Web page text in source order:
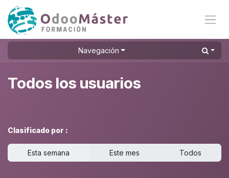
Ir al contenido
Navegación
Todos los usuarios
Clasificado por :
Esta semana Este mes Todos